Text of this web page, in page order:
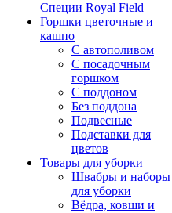
Специи Royal Field
Горшки цветочные и
кашпо
С автополивом
С посадочным
горшком
С поддоном
Без поддона
Подвесные
Подставки для
цветов
Товары для уборки
Швабры и наборы
для уборки
Вёдра, ковши и